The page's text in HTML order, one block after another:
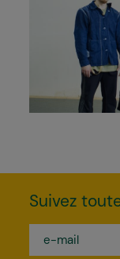
Suivez
mail